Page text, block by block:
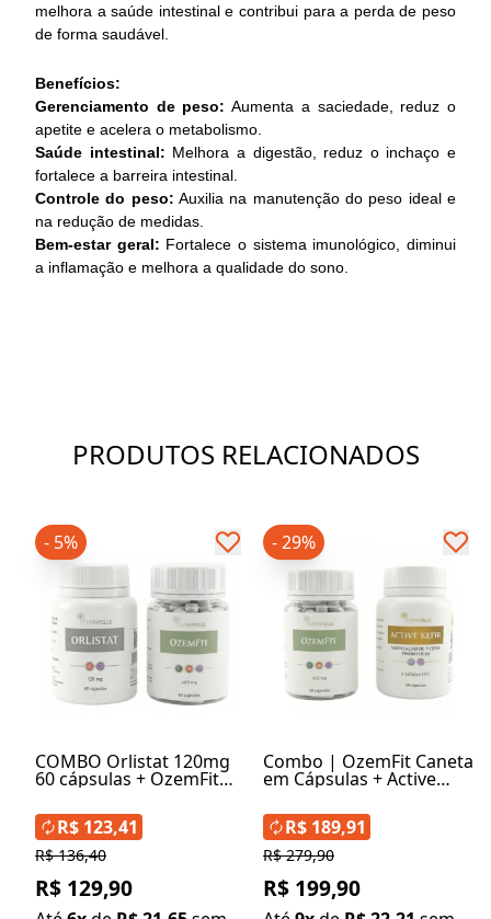
melhora a saúde intestinal e contribui para a perda de peso
de forma saudável.
Benefícios:
Gerenciamento de peso: Aumenta a saciedade, reduz o
apetite e acelera o metabolismo.
Saúde intestinal: Melhora a digestão, reduz o inchaço e
fortalece a barreira intestinal.
Controle do peso: Auxilia na manutenção do peso ideal e
na redução de medidas.
Bem-estar geral: Fortalece o sistema imunológico, diminui
a inflamação e melhora a qualidade do sono.
PRODUTOS RELACIONADOS
COMBO Orlistat 120mg
60 cápsulas + OzemFit
400mg 60 cápsulas
- 5%
R$ 136,40
R$ 129,90
R$ 123,41
Combo | OzemFit Caneta
em Cápsulas + Active
cápsulas
- 29%
R$ 279,90
R$ 199,90
R$ 189,91